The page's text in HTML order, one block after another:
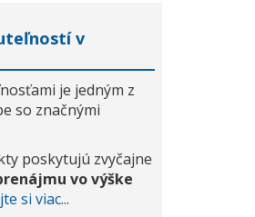
v
je jedným z
so značnými
poskytujú zvyčajne
vo výške
si viac...